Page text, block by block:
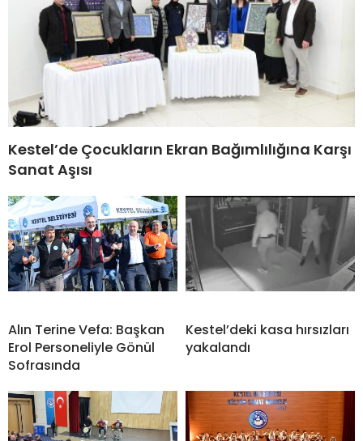
Kestel’de Çocukların Ekran Bağımlılığına Karşı
Sanat Aşısı
Alın Terine Vefa: Başkan
Erol Personeliyle Gönül
Sofrasında
Kestel’deki kasa hırsızları
yakalandı